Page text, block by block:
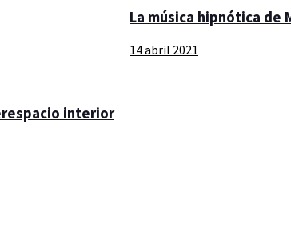
La música hipnótica de
14 abril 2021
interior